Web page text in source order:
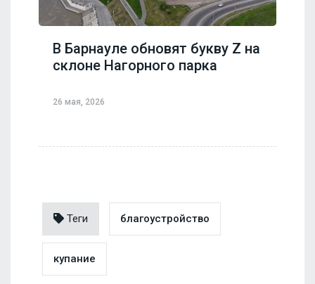
В Барнауле обновят букву Z на
склоне Нагорного парка
26 мая, 2026
Теги благоустройство
купание